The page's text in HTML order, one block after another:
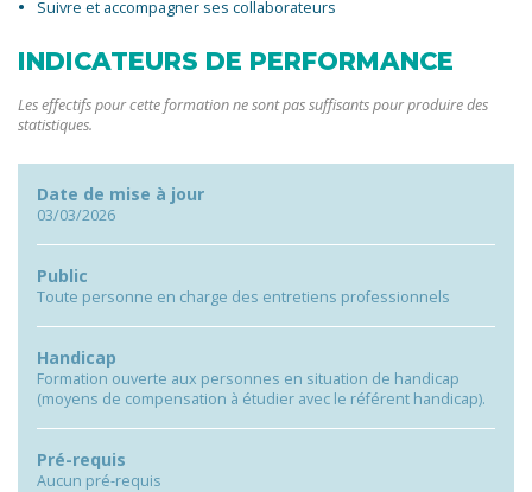
Suivre et accompagner ses collaborateurs
INDICATEURS DE PERFORMANCE
Les effectifs pour cette formation ne sont pas suffisants pour produire des
statistiques.
Date de mise à jour
03/03/2026
Public
Toute personne en charge des entretiens professionnels
Handicap
Formation ouverte aux personnes en situation de handicap
(moyens de compensation à étudier avec le référent handicap).
Pré-requis
Aucun pré-requis